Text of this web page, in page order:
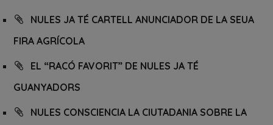
NULES JA TÉ CARTELL ANUNCIADOR DE LA SEUA
FIRA AGRÍCOLA
EL “RACÓ FAVORIT” DE NULES JA TÉ
GUANYADORS
NULES CONSCIENCIA LA CIUTADANIA SOBRE LA